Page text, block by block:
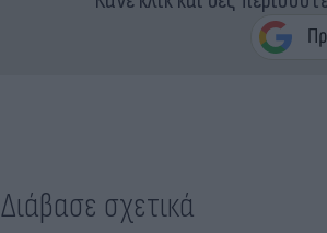
Διάβασε σχετικά